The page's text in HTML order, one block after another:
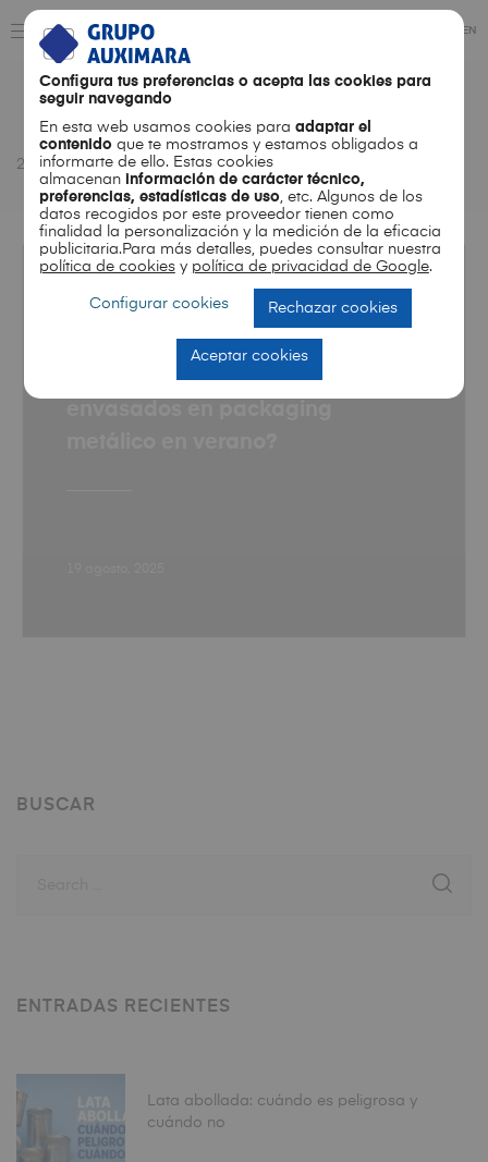
Configura tus preferencias o acepta las cookies para
seguir navegando
En esta web usamos cookies para adaptar el
contenido que te mostramos y estamos obligados a
informarte de ello. Estas cookies
almacenan
información de carácter técnico,
preferencias, estadísticas de uso, etc. Algunos de los
datos recogidos por este proveedor tienen como
finalidad la personalización y la medición de la eficacia
publicitaria.Para más detalles, puedes consultar nuestra
política de cookiesy política de privacidad de Google.
Configurar cookies Rechazar cookies
Aceptar cookies
EN
2025 08
Month
NOTICIAS
¿Hace falta tener alguna
precaución con los alimentos
BUSCAR
ENTRADAS RECIENTES
Lata abollada: cuándo es peligrosa y
cuándo no